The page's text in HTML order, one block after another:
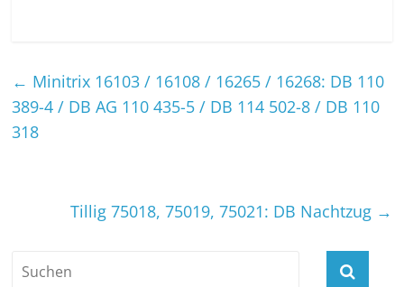
← Minitrix 16103 / 16108 / 16265 / 16268: DB 110
389-4 / DB AG 110 435-5 / DB 114 502-8 / DB 110
318
Tillig 75018, 75019, 75021: DB Nachtzug →